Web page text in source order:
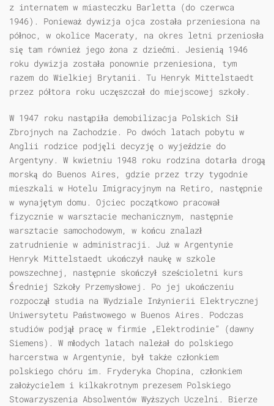
z internatem w miasteczku Barletta (do czerwca
1946). Ponieważ dywizja ojca została przeniesiona na
północ, w okolice Maceraty, na okres letni przeniosła
się tam również jego żona z dziećmi. Jesienią 1946
roku dywizja została ponownie przeniesiona, tym
razem do Wielkiej Brytanii. Tu Henryk Mittelstaedt
przez półtora roku uczęszczał do miejscowej szkoły.
W 1947 roku nastąpiła demobilizacja Polskich Sił
Zbrojnych na Zachodzie. Po dwóch latach pobytu w
Anglii rodzice podjęli decyzję o wyjeździe do
Argentyny. W kwietniu 1948 roku rodzina dotarła drogą
morską do Buenos Aires, gdzie przez trzy tygodnie
mieszkali w Hotelu Imigracyjnym na Retiro, następnie
w wynajętym domu. Ojciec początkowo pracował
fizycznie w warsztacie mechanicznym, następnie
warsztacie samochodowym, w końcu znalazł
zatrudnienie w administracji. Już w Argentynie
Henryk Mittelstaedt ukończył naukę w szkole
powszechnej, następnie skończył sześcioletni kurs
Średniej Szkoły Przemysłowej. Po jej ukończeniu
rozpoczął studia na Wydziale Inżynierii Elektrycznej
Uniwersytetu Państwowego w Buenos Aires. Podczas
studiów podjął pracę w firmie „Elektrodinie” (dawny
Siemens). W młodych latach należał do polskiego
harcerstwa w Argentynie, był także członkiem
polskiego chóru im. Fryderyka Chopina, członkiem
założycielem i kilkakrotnym prezesem Polskiego
Stowarzyszenia Absolwentów Wyższych Uczelni. Bierze